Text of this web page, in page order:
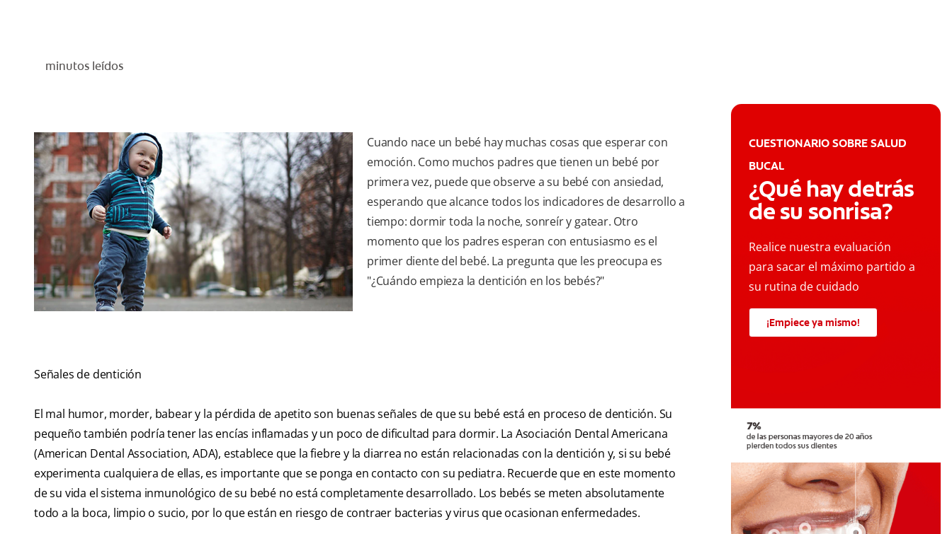
minutos leídos
Cuando nace un bebé hay muchas cosas que esperar con
emoción. Como muchos padres que tienen un bebé por
primera vez, puede que observe a su bebé con ansiedad,
esperando que alcance todos los indicadores de desarrollo a
tiempo: dormir toda la noche, sonreír y gatear. Otro
momento que los padres esperan con entusiasmo es el
primer diente del bebé. La pregunta que les preocupa es
"¿Cuándo empieza la dentición en los bebés?"
Señales de dentición
El mal humor, morder, babear y la pérdida de apetito son buenas señales de que su bebé está en proceso de dentición. Su
pequeño también podría tener las encías inflamadas y un poco de dificultad para dormir. La Asociación Dental Americana
(American Dental Association, ADA), establece que la fiebre y la diarrea no están relacionadas con la dentición y, si su bebé
experimenta cualquiera de ellas, es importante que se ponga en contacto con su pediatra. Recuerde que en este momento
de su vida el sistema inmunológico de su bebé no está completamente desarrollado. Los bebés se meten absolutamente
todo a la boca, limpio o sucio, por lo que están en riesgo de contraer bacterias y virus que ocasionan enfermedades.
CUESTIONARIO SOBRE SALUD
BUCAL
¿Qué hay detrás
de su sonrisa?
Realice nuestra evaluación
para sacar el máximo partido a
su rutina de cuidado
¡Empiece ya mismo!